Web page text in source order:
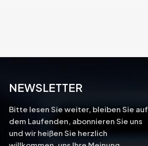
NEWSLETTER
Bitte lesen Sie weiter, bleiben Sie auf
dem Laufenden, abonnieren Sie uns
und wir heißen Sie herzlich